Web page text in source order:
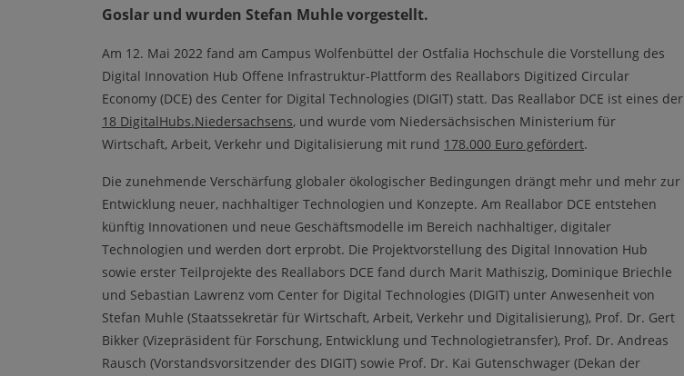
Goslar und wurden Stefan Muhle vorgestellt.
Am 12. Mai 2022 fand am Campus Wolfenbüttel der Ostfalia Hochschule die Vorstellung des
Digital Innovation Hub Offene Infrastruktur-Plattform des Reallabors Digitized Circular
Economy (DCE) des Center for Digital Technologies (DIGIT) statt. Das Reallabor DCE ist eines der
18 DigitalHubs.Niedersachsens, und wurde vom Niedersächsischen Ministerium für
Wirtschaft, Arbeit, Verkehr und Digitalisierung mit rund 178.000 Euro gefördert.
Die zunehmende Verschärfung globaler ökologischer Bedingungen drängt mehr und mehr zur
Entwicklung neuer, nachhaltiger Technologien und Konzepte. Am Reallabor DCE entstehen
künftig Innovationen und neue Geschäftsmodelle im Bereich nachhaltiger, digitaler
Technologien und werden dort erprobt. Die Projektvorstellung des Digital Innovation Hub
sowie erster Teilprojekte des Reallabors DCE fand durch Marit Mathiszig, Dominique Briechle
und Sebastian Lawrenz vom Center for Digital Technologies (DIGIT) unter Anwesenheit von
Stefan Muhle (Staatssekretär für Wirtschaft, Arbeit, Verkehr und Digitalisierung), Prof. Dr. Gert
Bikker (Vizepräsident für Forschung, Entwicklung und Technologietransfer), Prof. Dr. Andreas
Rausch (Vorstandsvorsitzender des DIGIT) sowie Prof. Dr. Kai Gutenschwager (Dekan der